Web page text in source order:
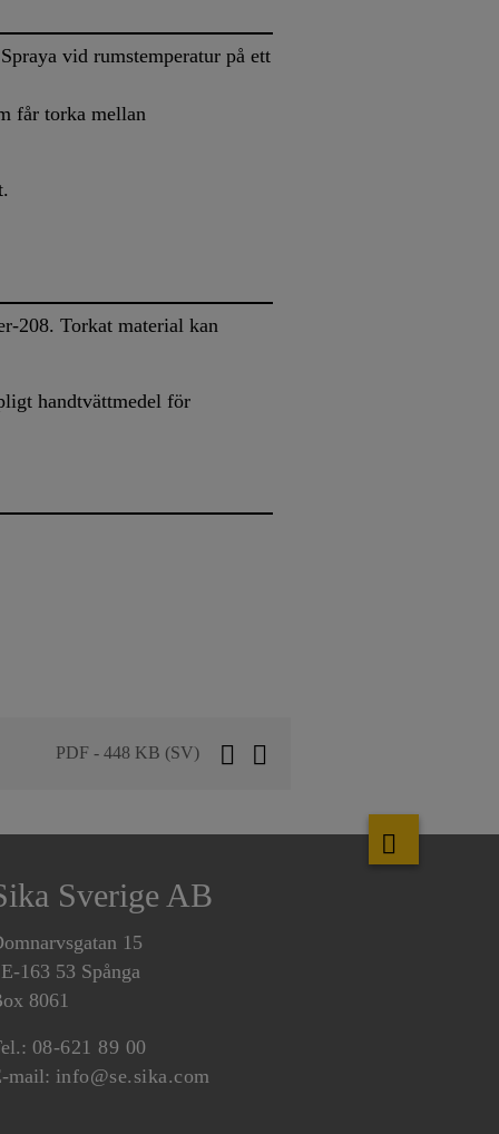
vid rumstemperatur på ett
får torka mellan
208. Torkat material kan
handtvättmedel för
PDF - 448 KB (SV)
Sverige AB
15
163 53 Spånga
8061
08-621 89 00
mail: info@se.sika.com